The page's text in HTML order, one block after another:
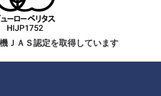
ＪＡＳ認定を取得しています